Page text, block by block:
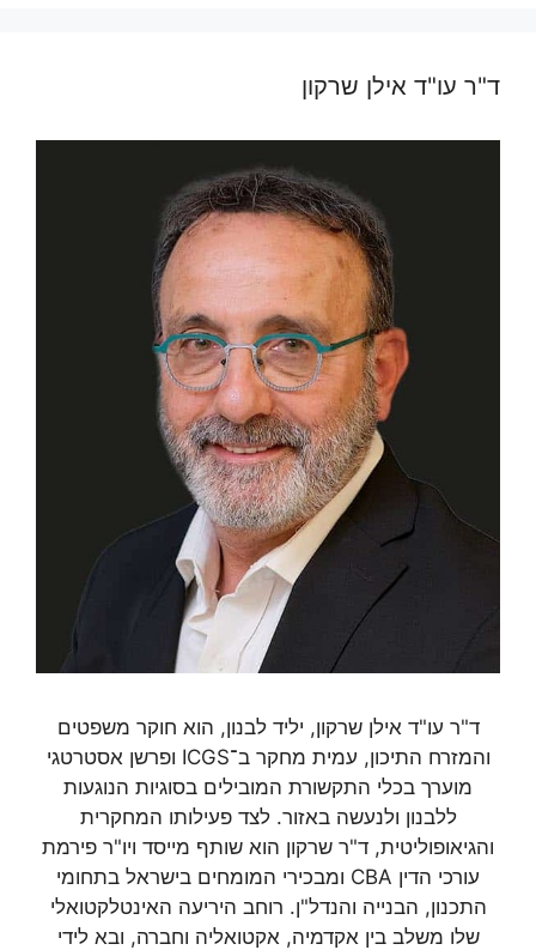
ד"ר עו"ד אילן שרקון
ד"ר עו"ד אילן שרקון, יליד לבנון, הוא חוקר משפטים
והמזרח התיכון, עמית מחקר ב־ICGS ופרשן אסטרטגי
מוערך בכלי התקשורת המובילים בסוגיות הנוגעות
ללבנון ולנעשה באזור. לצד פעילותו המחקרית
והגיאופוליטית, ד"ר שרקון הוא שותף מייסד ויו"ר פירמת
עורכי הדין CBA ומבכירי המומחים בישראל בתחומי
התכנון, הבנייה והנדל"ן. רוחב היריעה האינטלקטואלי
שלו משלב בין אקדמיה, אקטואליה וחברה, ובא לידי